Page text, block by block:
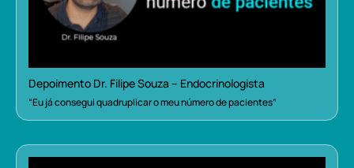
Depoimento Dr. Filipe Souza – Endocrinologista
“Eu já consegui quadruplicar o meu número de pacientes”